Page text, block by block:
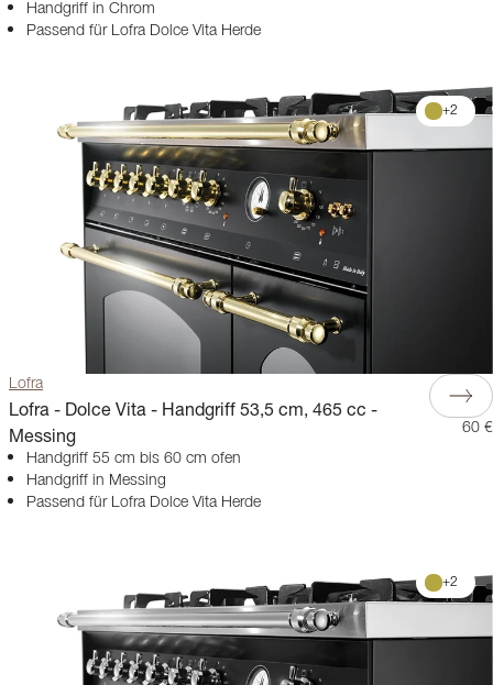
Handgriff in Chrom
Passend für Lofra Dolce Vita Herde
+2
Lofra
Lofra - Dolce Vita - Handgriff 53,5 cm, 465 cc -
Messing
Handgriff 55 cm bis 60 cm ofen
Handgriff in Messing
Passend für Lofra Dolce Vita Herde
60 €
+2